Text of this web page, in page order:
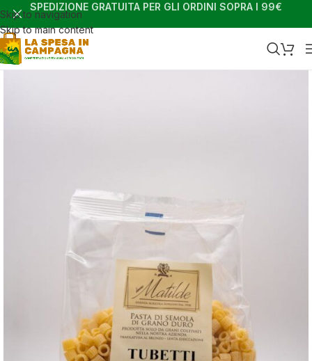
Skip to navigation
Skip to main content
SPEDIZIONE GRATUITA PER GLI ORDINI SOPRA I 99€